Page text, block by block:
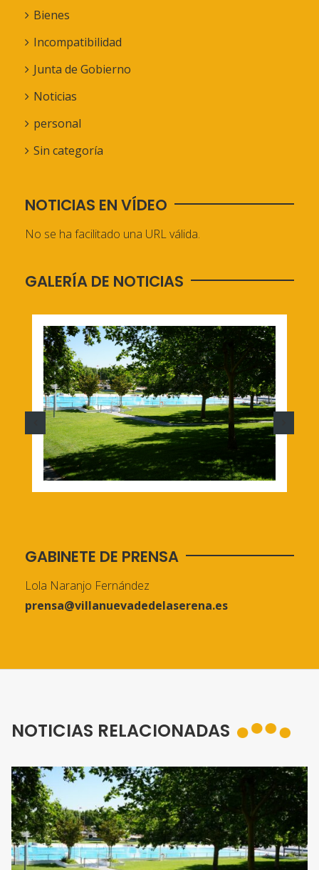
Bienes
Incompatibilidad
Junta de Gobierno
Noticias
personal
Sin categoría
NOTICIAS EN VÍDEO
No se ha facilitado una URL válida.
GALERÍA DE NOTICIAS
GABINETE DE PRENSA
Lola Naranjo Fernández
prensa@villanuevadedelaserena.es
NOTICIAS RELACIONADAS